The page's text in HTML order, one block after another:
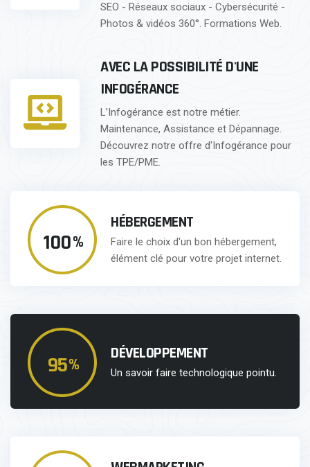
SEO - Réseaux sociaux - Cybersécurité -
Photos & vidéos 360°. Formations Web.
AVEC LA POSSIBILITÉ D'UNE
INFOGÉRANCE
L’Infogérance est notre métier.
Maintenance, Assistance et Dépannage.
Découvrez notre offre d'Infogérance pour
les TPE/PME.
100%
HÉBERGEMENT
Faire le choix d'un bon hébergement,
élément clé pour votre projet internet.
100%
DÉVELOPPEMENT
Un savoir faire technologique pointu.